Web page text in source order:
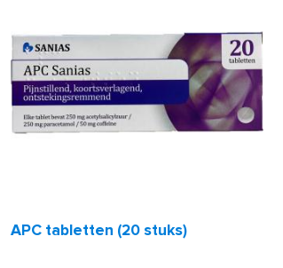
APC tabletten (20 stuks)